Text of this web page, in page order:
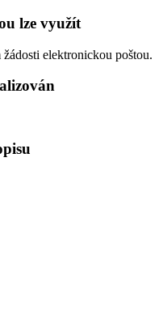
lze využít
elektronickou poštou.